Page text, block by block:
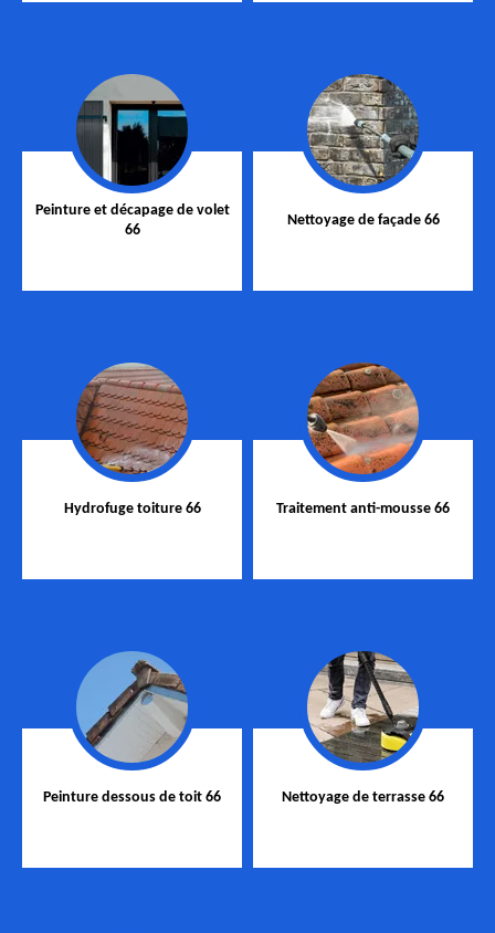
Peinture et décapage de volet
66
Nettoyage de façade 66
Hydrofuge toiture 66 Traitement anti-mousse 66
Peinture dessous de toit 66 Nettoyage de terrasse 66